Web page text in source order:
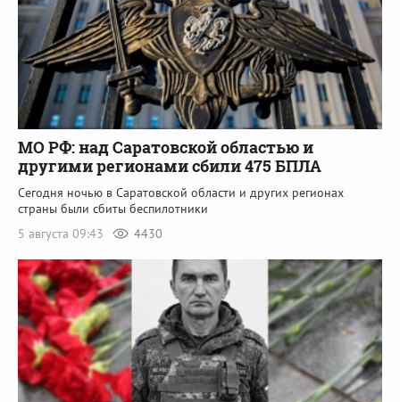
МО РФ: над Саратовской областью и
другими регионами сбили 475 БПЛА
Сегодня ночью в Саратовской области и других регионах
страны были сбиты беспилотники
5 августа 09:43
4430